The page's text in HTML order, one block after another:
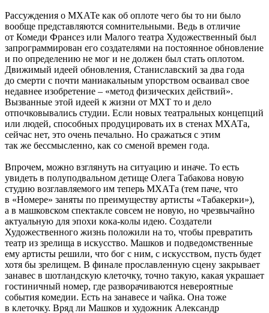
Рассуждения о МХАТе как об оплоте чего бы то ни было
вообще представляются сомнительными. Ведь в отличие
от Комеди Франсез или Малого театра Художественный был
запрограммирован его создателями на постоянное обновление
и по определению не мог и не должен был стать оплотом.
Движимый идеей обновления, Станиславский за два года
до смерти с почти маниакальным упорством осваивал свое
недавнее изобретение – «метод физических действий».
Вызванные этой идеей к жизни от МХТ то и дело
отпочковывались студии. Если новых театральных концепций
или людей, способных продуцировать их в стенах МХАТа,
сейчас нет, это очень печально. Но сражаться с этим
так же бессмысленно, как со сменой времен года.
Впрочем, можно взглянуть на ситуацию и иначе. То есть
увидеть в полуподвальном детище Олега Табакова новую
студию возглавляемого им теперь МХАТа (тем паче, что
в «Номере» заняты по преимуществу артисты «Табакерки»),
а в машковском спектакле совсем не новую, но чрезвычайно
актуальную для эпохи кока-колы идею. Создатели
Художественного жизнь положили на то, чтобы превратить
театр из зрелища в искусство. Машков и подведомственные
ему артисты решили, что бог с ним, с искусством, пусть будет
хотя бы зрелищем. В финале прославленную сцену закрывает
занавес в шотландскую клеточку, точно такую, какая украшает
гостиничный номер, где разворачиваются невероятные
события комедии. Есть на занавесе и чайка. Она тоже
в клеточку. Вряд ли Машков и художник Александр